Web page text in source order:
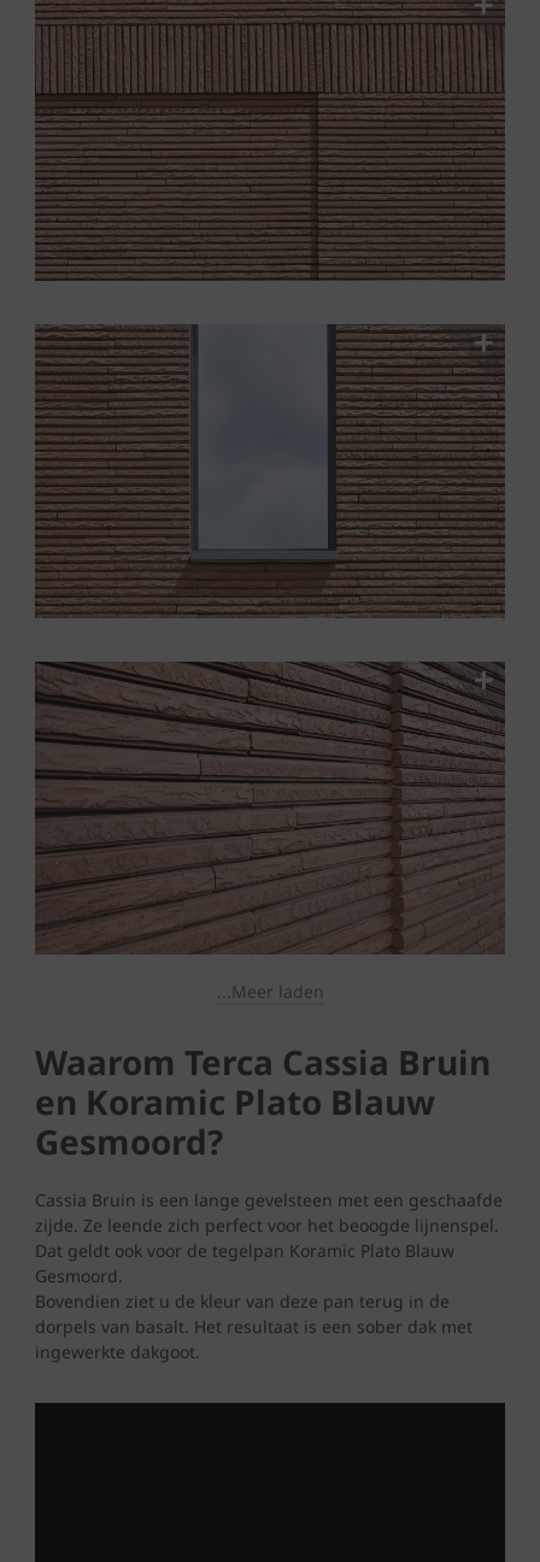
...Meer laden
Waarom Terca Cassia Bruin
en Koramic Plato Blauw
Gesmoord?
Cassia Bruin is een lange gevelsteen met een geschaafde
zijde. Ze leende zich perfect voor het beoogde lijnenspel.
Dat geldt ook voor de tegelpan Koramic Plato Blauw
Gesmoord.
Bovendien ziet u de kleur van deze pan terug in de
dorpels van basalt. Het resultaat is een sober dak met
ingewerkte dakgoot.